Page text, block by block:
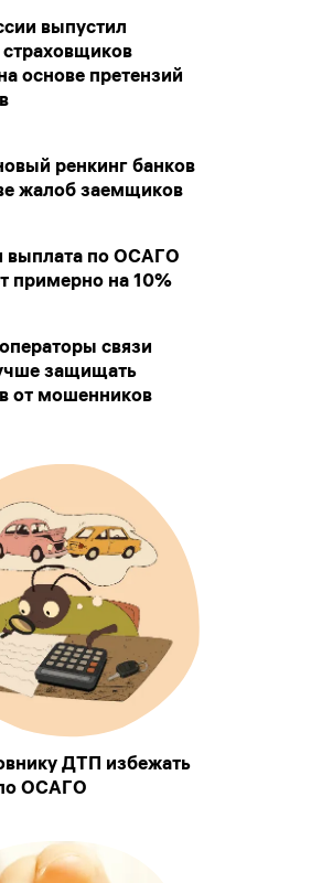
выпустил
страховщиков
основе претензий
ренкинг банков
жалоб заемщиков
выплата по ОСАГО
примерно на 10%
связи
защищать
от мошенников
ДТП избежать
ОСАГО